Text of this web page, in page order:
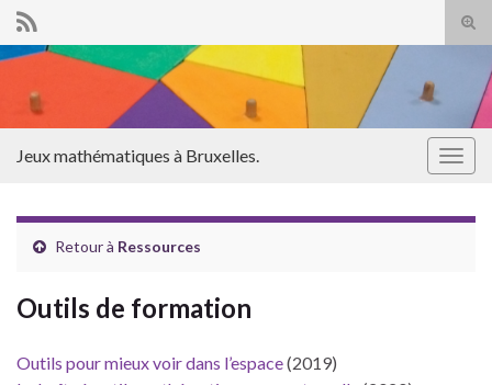
Search for:
Jeux mathématiques à Bruxelles.
Retour à Ressources
Outils de formation
Outils pour mieux voir dans l’espace(2019)